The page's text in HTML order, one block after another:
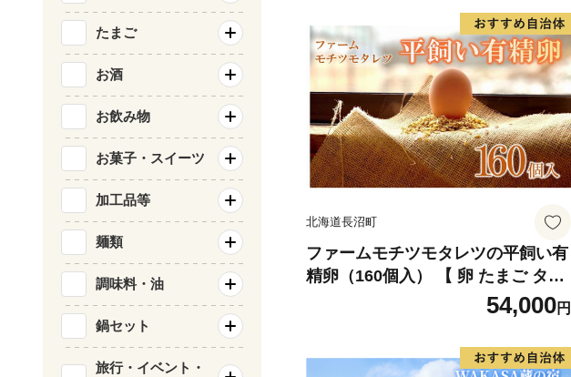
け 冷凍 送料無料 国産 BBQ バーベ
キュー キャンプ 普段使い 炒め物 丼
カット 詰め合わせ 経産牛
北海道長沼町
ファームモチツモタレツの平飼い有
精卵（160個入） 【 卵 たまご タマ
ゴ 玉子 卵焼き オムレツ 卵かけご飯
ゆで卵 鶏卵 卵黄 生卵 平飼い 長沼
54,000円
たまご
お酒
お飲み物
お菓子・スイーツ
加工品等
麺類
調味料・油
鍋セット
旅行・イベント・